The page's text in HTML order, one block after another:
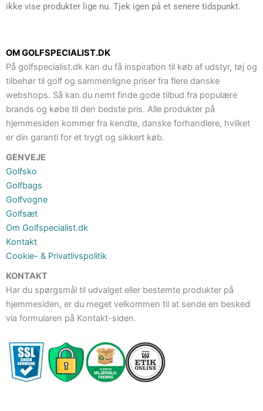
ikke vise produkter lige nu. Tjek igen på et senere tidspunkt.
OM GOLFSPECIALIST.DK
På golfspecialist.dk kan du få inspiration til køb af udstyr, tøj og
tilbehør til golf og sammenligne priser fra flere danske
webshops. Så kan du nemt finde gode tilbud fra populære
brands og købe til den bedste pris. Alle produkter på
hjemmesiden kommer fra kendte, danske forhandlere, hvilket
er din garanti for et trygt og sikkert køb.
GENVEJE
Golfsko
Golfbags
Golfvogne
Golfsæt
Om Golfspecialist.dk
Kontakt
Cookie- & Privatlivspolitik
KONTAKT
Har du spørgsmål til udvalget eller bestemte produkter på
hjemmesiden, er du meget velkommen til at sende en besked
via formularen på Kontakt-siden.